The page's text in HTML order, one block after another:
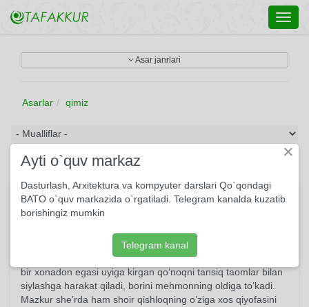
Asar janrlari
Asarlar qimiz
Qishlog'im
O‘zbek qishloqlari hamisha to‘kinlik va saxovat ramzi bo‘lgan.
Mehmonni otaday ulug‘lash, unga bor mehrini berib, ehtirom
ko‘rsatish qishloqlarimizda azal-azaldan qolgan udum. Har
bir xonadon egasi uyiga kirgan qo‘noqni tansiq taomlar bilan
siylashga harakat qiladi, borini mehmonning oldiga to‘kadi.
Mazkur she’rda ham shoir qishloqning o’ziga xos qiyofasini
×
Ayti o`quv markaz
Dasturlash, Arxitektura va kompyuter darslari Qo`qondagi
BATO o`quv markazida o`rgatiladi. Telegram kanalda kuzatib
borishingiz mumkin
Telegram kanal